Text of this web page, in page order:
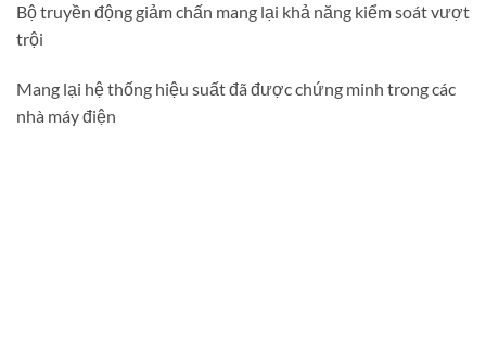
Bộ truyền động giảm chấn mang lại khả năng kiểm soát vượt
trội
Mang lại hệ thống hiệu suất đã được chứng minh trong các
nhà máy điện